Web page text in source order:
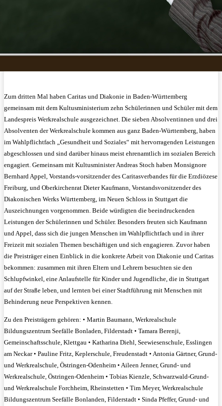
Zum dritten Mal haben Caritas und Diakonie in Baden-Württemberg
gemeinsam mit dem Kultusministerium zehn Schülerinnen und Schüler mit dem
Landespreis Werkrealschule ausgezeichnet. Die sieben Absolventinnen und drei
Absolventen der Werkrealschule kommen aus ganz Baden-Württemberg, haben
im Wahlpflichtfach „Gesundheit und Soziales“ mit hervorragenden Leistungen
abgeschlossen und sind darüber hinaus meist ehrenamtlich im sozialen Bereich
engagiert. Gemeinsam mit Kultusminister Andreas Stoch haben Monsignore
Bernhard Appel, Vorstands-vorsitzender des Caritasverbandes für die Erzdiözese
Freiburg, und Oberkirchenrat Dieter Kaufmann, Vorstandsvorsitzender des
Diakonischen Werks Württemberg, im Neuen Schloss in Stuttgart die
Auszeichnungen vorgenommen. Beide würdigten die beeindruckenden
Leistungen der Schülerinnen und Schüler. Besonders freuten sich Kaufmann
und Appel, dass sich die jungen Menschen im Wahlpflichtfach und in ihrer
Freizeit mit sozialen Themen beschäftigen und sich engagieren. Zuvor haben
die Preisträger einen Einblick in die konkrete Arbeit von Diakonie und Caritas
bekommen: zusammen mit ihren Eltern und Lehrern besuchten sie den
Schlupfwinkel, eine Anlaufstelle für Kinder und Jugendliche, die in Stuttgart
auf der Straße leben, und lernten bei einer Stadtführung mit Menschen mit
Behinderung neue Perspektiven kennen.
Zu den Preisträgern gehören: • Martin Baumann, Werkrealschule
Bildungszentrum Seefälle Bonladen, Filderstadt • Tamara Berenji,
Gemeinschaftsschule, Klettgau • Katharina Diehl, Seewiesenschule, Esslingen
am Neckar • Pauline Fritz, Keplerschule, Freudenstadt • Antonia Gärtner, Grund-
und Werkrealschule, Östringen-Odenheim • Aileen Jenner, Grund- und
Werkrealschule, Östringen-Odenheim • Tobias Kienzle, Schwarzwald-Grund-
und Werkrealschule Forchheim, Rheinstetten • Tim Meyer, Werkrealschule
Bildungszentrum Seefälle Bonlanden, Filderstadt • Sinda Pfeffer, Grund- und